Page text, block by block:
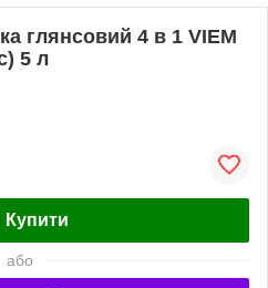
глянсовий 4 в 1 VIEM
5 л
Купити
або